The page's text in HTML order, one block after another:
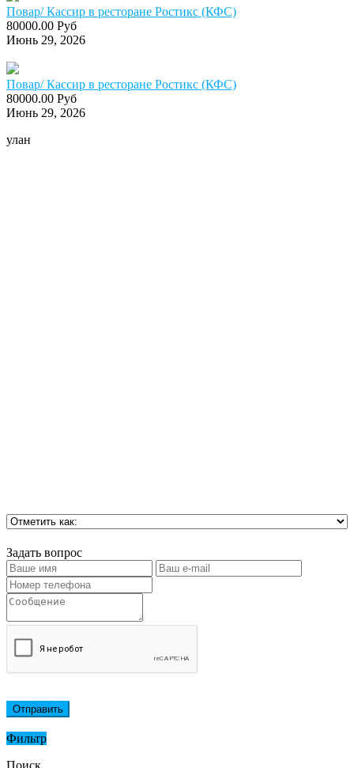
Повар/ Кассир в ресторане Ростикс (КФС)
80000.00 Руб
Июнь 29, 2026
Повар/ Кассир в ресторане Ростикс (КФС)
80000.00 Руб
Июнь 29, 2026
улан
Задать вопрос
Отправить
Фильтр